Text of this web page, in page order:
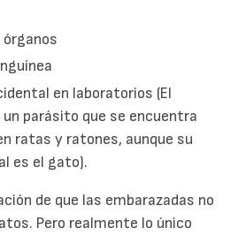
en laboratorios (El
parásito que se encuentra
ratas y ratones, aunque su
es el gato).
de que las embarazadas no
Pero realmente lo único